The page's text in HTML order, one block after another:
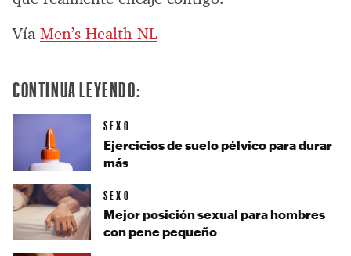
Vía Men’s Health NL
CONTINUA LEYENDO:
SEXO
Ejercicios de suelo pélvico para durar
más
SEXO
Mejor posición sexual para hombres
con pene pequeño